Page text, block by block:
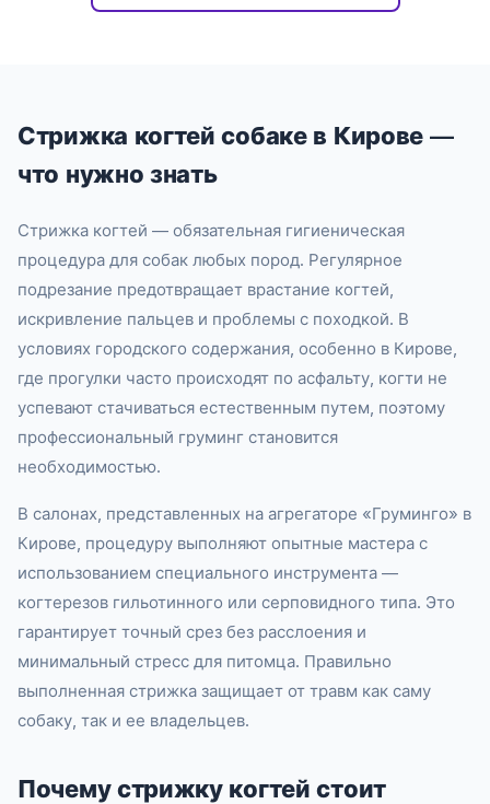
Стрижка когтей собаке в Кирове —
что нужно знать
Стрижка когтей — обязательная гигиеническая
процедура для собак любых пород. Регулярное
подрезание предотвращает врастание когтей,
искривление пальцев и проблемы с походкой. В
условиях городского содержания, особенно в Кирове,
где прогулки часто происходят по асфальту, когти не
успевают стачиваться естественным путем, поэтому
профессиональный груминг становится
необходимостью.
В салонах, представленных на агрегаторе «Груминго» в
Кирове, процедуру выполняют опытные мастера с
использованием специального инструмента —
когтерезов гильотинного или серповидного типа. Это
гарантирует точный срез без расслоения и
минимальный стресс для питомца. Правильно
выполненная стрижка защищает от травм как саму
собаку, так и ее владельцев.
Почему стрижку когтей стоит